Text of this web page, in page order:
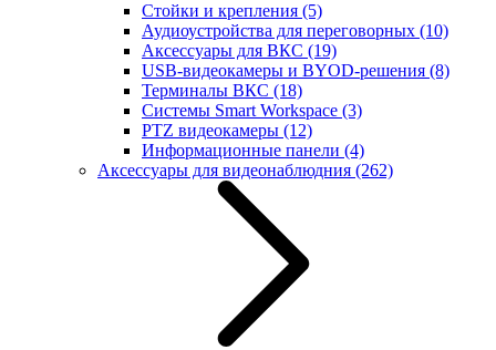
Стойки и крепления (5)
Аудиоустройства для переговорных (10)
Аксессуары для ВКС (19)
USB-видеокамеры и BYOD-решения (8)
Терминалы ВКС (18)
Системы Smart Workspace (3)
PTZ видеокамеры (12)
Информационные панели (4)
Аксессуары для видеонаблюдния (262)